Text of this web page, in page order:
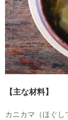
【主な材料】
カニカマ（ほぐ